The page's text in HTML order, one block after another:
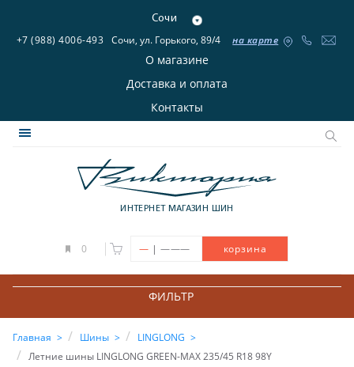
Сочи
+7 (988) 4006-493 Сочи, ул. Горького, 89/4 на карте
О магазине
Доставка и оплата
Контакты
ИНТЕРНЕТ МАГАЗИН ШИН
0 — | ——— корзина
ФИЛЬТР
Главная Шины
LINGLONG
Летние шины LINGLONG GREEN-MAX 235/45 R18 98Y